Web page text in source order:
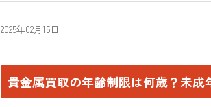
2025年02月15日
貴金属買取の年齢制限は何歳？未